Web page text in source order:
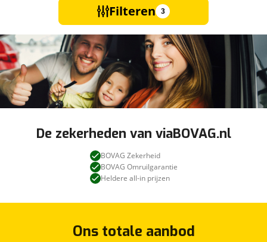
Filteren 3
De zekerheden van viaBOVAG.nl
BOVAG Zekerheid
BOVAG Omruilgarantie
Heldere all-in prijzen
Ons totale aanbod